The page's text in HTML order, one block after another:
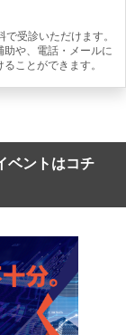
受診いただけます。
助や、電話・メールに
ことができます。
ベントはコチ